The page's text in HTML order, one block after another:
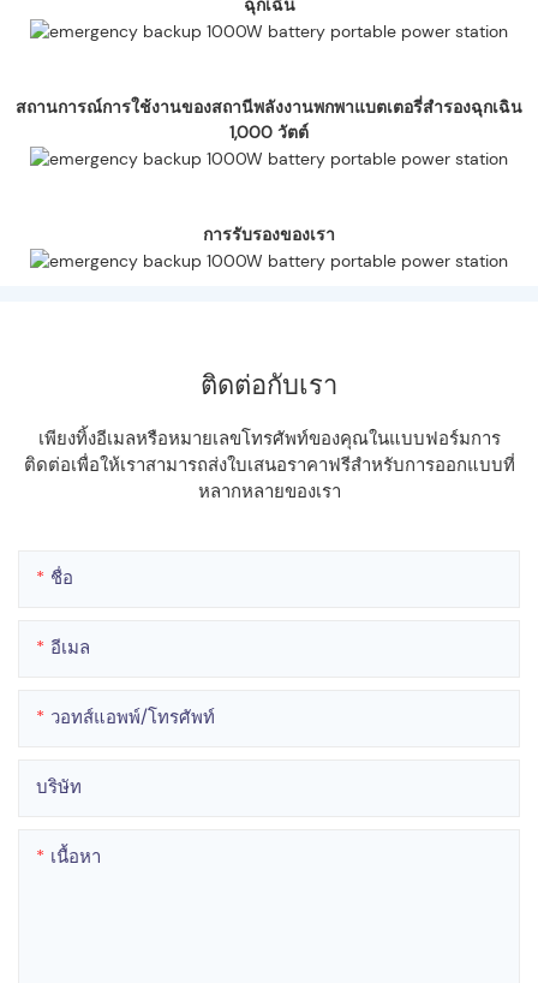
ฉุกเฉิน
สถานการณ์การใช้งานของสถานีพลังงานพกพาแบตเตอรี่สำรองฉุกเฉิน
1,000 วัตต์
การรับรองของเรา
ติดต่อกับเรา
เพียงทิ้งอีเมลหรือหมายเลขโทรศัพท์ของคุณในแบบฟอร์มการ
ติดต่อเพื่อให้เราสามารถส่งใบเสนอราคาฟรีสำหรับการออกแบบที่
หลากหลายของเรา
ชื่อ
อีเมล
วอทส์แอพพ์/โทรศัพท์
บริษัท
เนื้อหา